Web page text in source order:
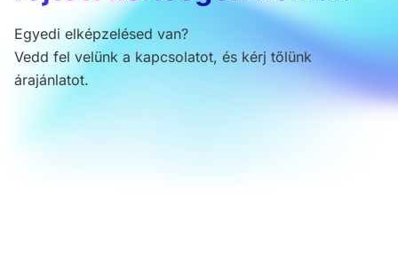
Egyedi elképzelésed van?
Vedd fel velünk a kapcsolatot, és kérj tőlünk
árajánlatot.